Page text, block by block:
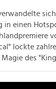
in einen
lockte
des